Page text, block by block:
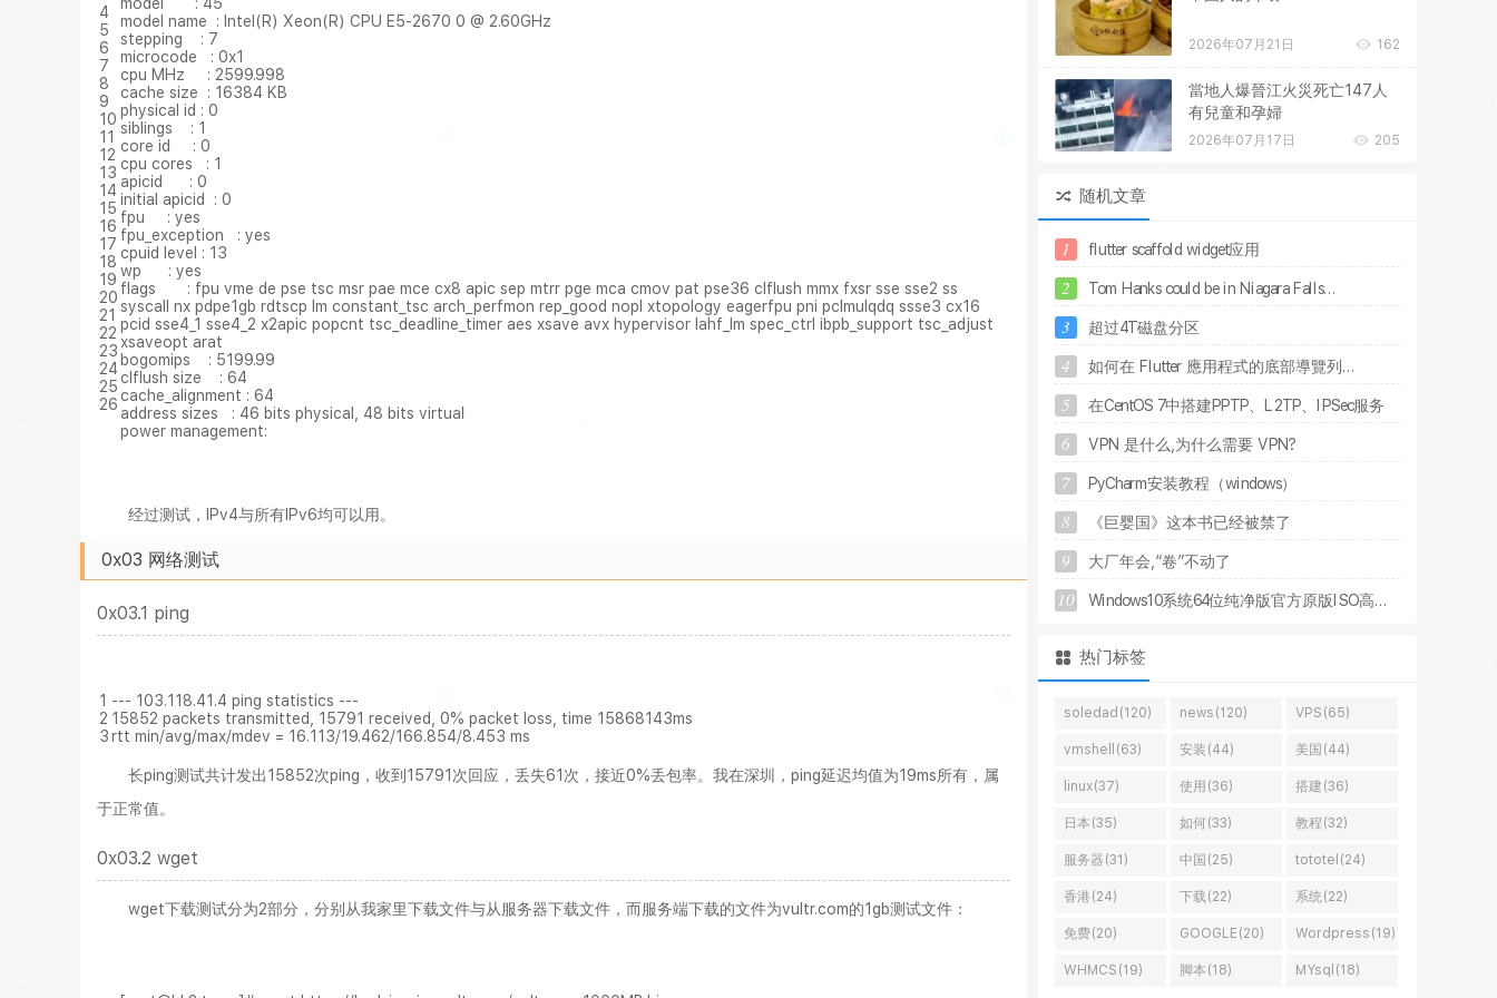
4
5
6
7
8
9
10
11
12
13
14
15
16
17
18
19
20
21
22
23
24
25
26
model name : Intel(R) Xeon(R) CPU E5-2670 0 @ 2.60GHz
stepping : 7
microcode : 0x1
cpu MHz : 2599.998
cache size : 16384 KB
physical id : 0
siblings : 1
core id : 0
cpu cores : 1
apicid : 0
initial apicid : 0
fpu : yes
fpu_exception : yes
cpuid level : 13
wp : yes
flags : fpu vme de pse tsc msr pae mce cx8 apic sep mtrr pge mca cmov pat pse36 clflush mmx fxsr sse sse2 ss
syscall nx pdpe1gb rdtscp lm constant_tsc arch_perfmon rep_good nopl xtopology eagerfpu pni pclmulqdq ssse3 cx16
pcid sse4_1 sse4_2 x2apic popcnt tsc_deadline_timer aes xsave avx hypervisor lahf_lm spec_ctrl ibpb_support tsc_adjust
xsaveopt arat
bogomips : 5199.99
clflush size : 64
cache_alignment : 64
address sizes : 46 bits physical, 48 bits virtual
power management:
经过测试，IPv4与所有IPv6均可以用。
0x03 网络测试
0x03.1 ping
1
2
3
--- 103.118.41.4 ping statistics ---
15852 packets transmitted, 15791 received, 0% packet loss, time 15868143ms
rtt min/avg/max/mdev = 16.113/19.462/166.854/8.453 ms
长ping测试共计发出15852次ping，收到15791次回应，丢失61次，接近0%丢包率。我在深圳，ping延迟均值为19ms所有，属
于正常值。
0x03.2 wget
wget下载测试分为2部分，分别从我家里下载文件与从服务器下载文件，而服务端下载的文件为vultr.com的1gb测试文件：
2026年07月21日 162
當地人爆晉江火災死亡147人
有兒童和孕婦
2026年07月17日 205
随机文章
1 f utter scaffold widget应用
2 Tom Hankscou d bein Niagara Fal s...
3 超过4T磁盘分区
4 如何在 F utter 應用程式的底部導覽列 ...
5 在CentOS 7中搭建PPTP L 2TP PSec服务
6 VPN 是什么 为什么需要 VPN?
7 PyCharm安装教程 （windows）
8 《巨婴国》 这本书已经被禁了
9 大厂年会 “卷”不动了
10 Windows10系统64位纯净版官方原版 SO高...
热门标签
soledad(120) news(120) VPS(65)
vmshell(63) 安装(44) 美国(44)
linux(37) 使用(36) 搭建(36)
日本(35) 如何(33) 教程(32)
服务器(31) 中国(25) tototel(24)
香港(24) 下载(22) 系统(22)
免费(20) GOOGLE(20) Wordpress(19)
WHMCS(19) 脚本(18) MYsql(18)